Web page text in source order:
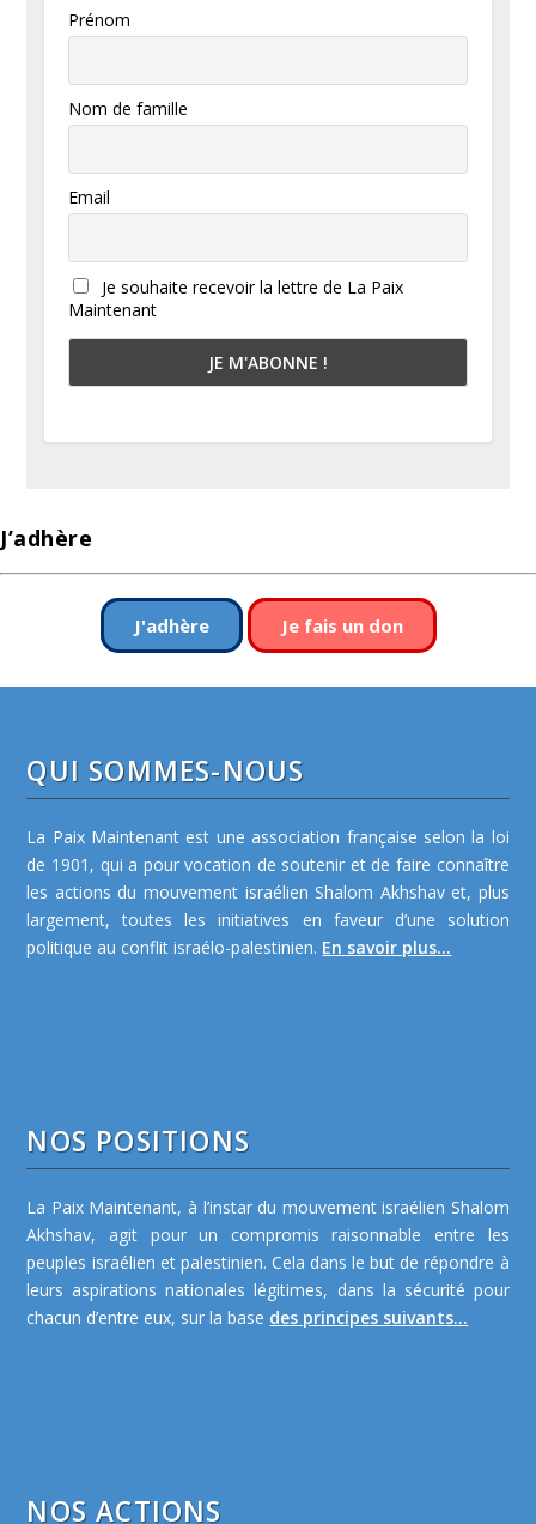
Prénom
Nom de famille
Email
Je souhaite recevoir la lettre de La Paix
Maintenant
J’adhère
J'adhère Je fais un don
QUI SOMMES-NOUS
La Paix Maintenant est une association française selon la loi
de 1901, qui a pour vocation de soutenir et de faire connaître
les actions du mouvement israélien Shalom Akhshav et, plus
largement, toutes les initiatives en faveur d’une solution
politique au conflit israélo-palestinien. En savoir plus...
NOS POSITIONS
La Paix Maintenant, à l’instar du mouvement israélien Shalom
Akhshav, agit pour un compromis raisonnable entre les
peuples israélien et palestinien. Cela dans le but de répondre à
leurs aspirations nationales légitimes, dans la sécurité pour
chacun d’entre eux, sur la base des principes suivants...
NOS ACTIONS